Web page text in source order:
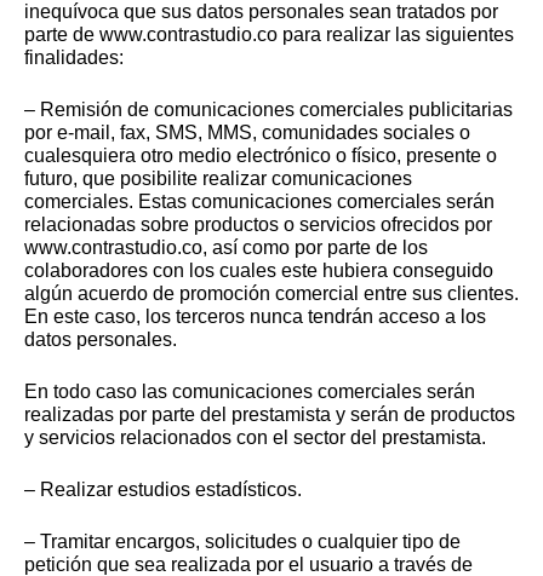
inequívoca que sus datos personales sean tratados por
parte de www.contrastudio.co para realizar las siguientes
finalidades:
– Remisión de comunicaciones comerciales publicitarias
por e-mail, fax, SMS, MMS, comunidades sociales o
cualesquiera otro medio electrónico o físico, presente o
futuro, que posibilite realizar comunicaciones
comerciales. Estas comunicaciones comerciales serán
relacionadas sobre productos o servicios ofrecidos por
www.contrastudio.co, así como por parte de los
colaboradores con los cuales este hubiera conseguido
algún acuerdo de promoción comercial entre sus clientes.
En este caso, los terceros nunca tendrán acceso a los
datos personales.
En todo caso las comunicaciones comerciales serán
realizadas por parte del prestamista y serán de productos
y servicios relacionados con el sector del prestamista.
– Realizar estudios estadísticos.
– Tramitar encargos, solicitudes o cualquier tipo de
petición que sea realizada por el usuario a través de